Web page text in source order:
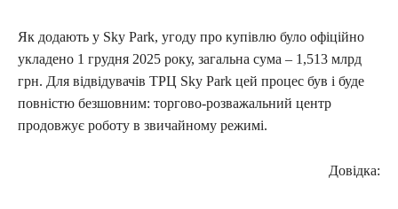
Як додають у Sky Park, угоду про купівлю було офіційно
укладено 1 грудня 2025 року, загальна сума – 1,513 млрд
грн. Для відвідувачів ТРЦ Sky Park цей процес був і буде
повністю безшовним: торгово-розважальний центр
продовжує роботу в звичайному режимі.
Довідка: